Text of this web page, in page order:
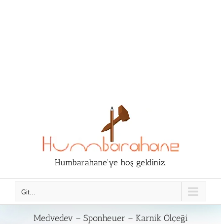
Humbarahane'ye hoş geldiniz.
Git...
Medvedev – Sponheuer – Karnik Ölçeği